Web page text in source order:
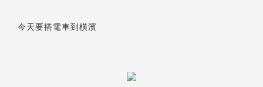
今天要搭電車到橫濱